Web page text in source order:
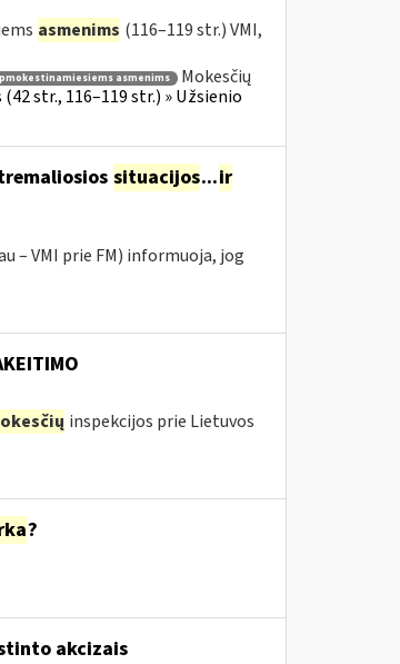
asmenims (116–119 str.) VMI,
asmenims
Mokesčių
str., 116–119 str.) » Užsienio
situacijos...ir
– VMI prie FM) informuoja, jog
inspekcijos prie Lietuvos
?
akcizais